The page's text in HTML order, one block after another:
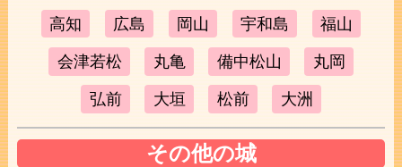
高知 広島 岡山 宇和島 福山
会津若松 丸亀 備中松山 丸岡
弘前 大垣 松前 大洲
その他の城